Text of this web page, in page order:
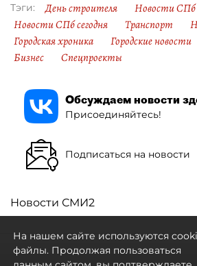
Тэги: День строителя
Новости СПб
Новости СПб сегодня
Транспорт
Городская хроника
Городские новости
Бизнес
Спецпроекты
Обсуждаем новости
Присоединяйтесь!
Подписаться на новости
Новости СМИ2
На нашем сайте используются
файлы. Продолжая пользоваться